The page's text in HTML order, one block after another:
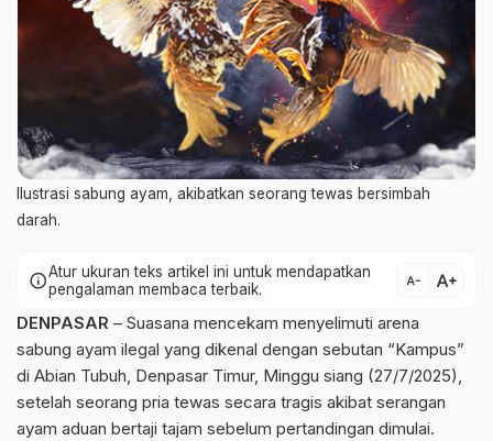
Ilustrasi sabung ayam, akibatkan seorang tewas bersimbah
darah.
infoAtur ukuran teks artikel ini untuk mendapatkan
pengalaman membaca terbaik.
text_decrease text_increase
DENPASAR – Suasana mencekam menyelimuti arena
sabung ayam ilegal yang dikenal dengan sebutan “Kampus”
di Abian Tubuh, Denpasar Timur, Minggu siang (27/7/2025),
setelah seorang pria tewas secara tragis akibat serangan
ayam aduan bertaji tajam sebelum pertandingan dimulai.